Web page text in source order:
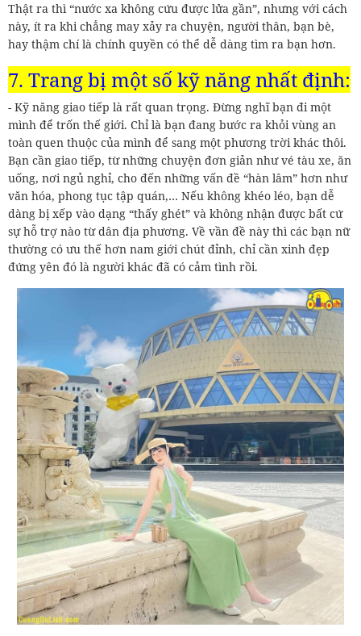
Thật ra thì “nước xa không cứu được lửa gần”, nhưng với cách
này, ít ra khi chẳng may xảy ra chuyện, người thân, bạn bè,
hay thậm chí là chính quyền có thể dễ dàng tìm ra bạn hơn.
7. Trang bị một số kỹ năng nhất định:
- Kỹ năng giao tiếp là rất quan trọng. Đừng nghĩ bạn đi một
mình để trốn thế giới. Chỉ là bạn đang bước ra khỏi vùng an
toàn quen thuộc của mình để sang một phương trời khác thôi.
Bạn cần giao tiếp, từ những chuyện đơn giản như vé tàu xe, ăn
uống, nơi ngủ nghỉ, cho đến những vấn đề “hàn lâm” hơn như
văn hóa, phong tục tập quán,… Nếu không khéo léo, bạn dễ
dàng bị xếp vào dạng “thấy ghét” và không nhận được bất cứ
sự hỗ trợ nào từ dân địa phương. Về vần đề này thì các bạn nữ
thường có ưu thế hơn nam giới chút đỉnh, chỉ cần xinh đẹp
đứng yên đó là người khác đã có cảm tình rồi.